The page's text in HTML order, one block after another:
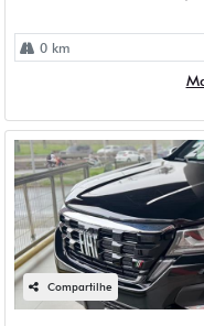
0 km
Compartilhe